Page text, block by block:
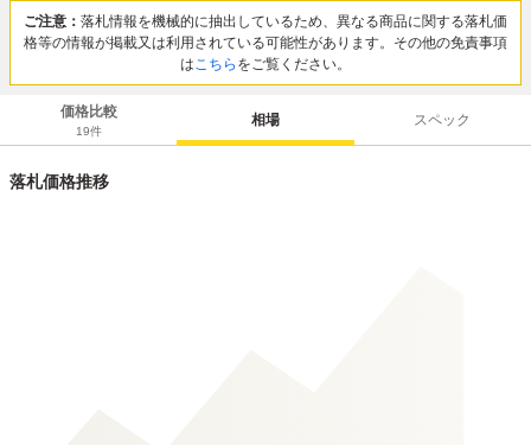
ご注意： 落札情報を機械的に抽出しているため、異なる商品に関する落札価
格等の情報が掲載又は利用されている可能性があります。その他の免責事項
はこちら をご覧ください。
価格比較
19件
相場 スペック
落札価格推移